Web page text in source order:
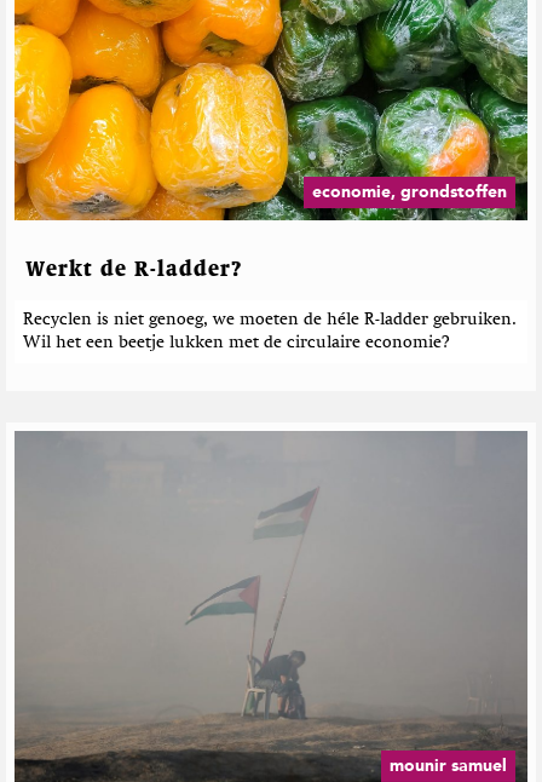
e
e
d
e
b
e
economie, grondstoffen
Werkt de R-ladder?
Recyclen is niet genoeg, we moeten de héle R-ladder gebruiken.
Wil het een beetje lukken met de circulaire economie?
mounir samuel